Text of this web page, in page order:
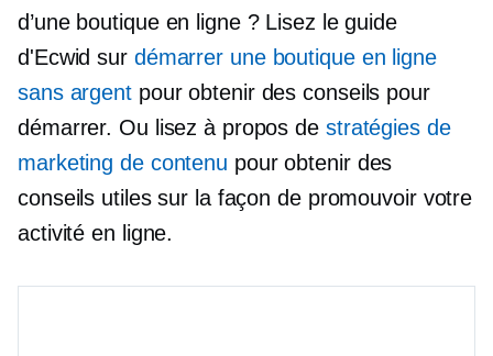
d’une boutique en ligne ? Lisez le guide
d'Ecwid sur démarrer une boutique en ligne
sans argentpour obtenir des conseils pour
démarrer. Ou lisez à propos de stratégies de
marketing de contenu pour obtenir des
conseils utiles sur la façon de promouvoir votre
activité en ligne.